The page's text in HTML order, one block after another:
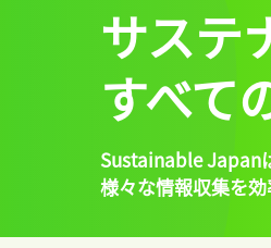
サステ
すべて
Sustainable Japan
様々な情報収集を効